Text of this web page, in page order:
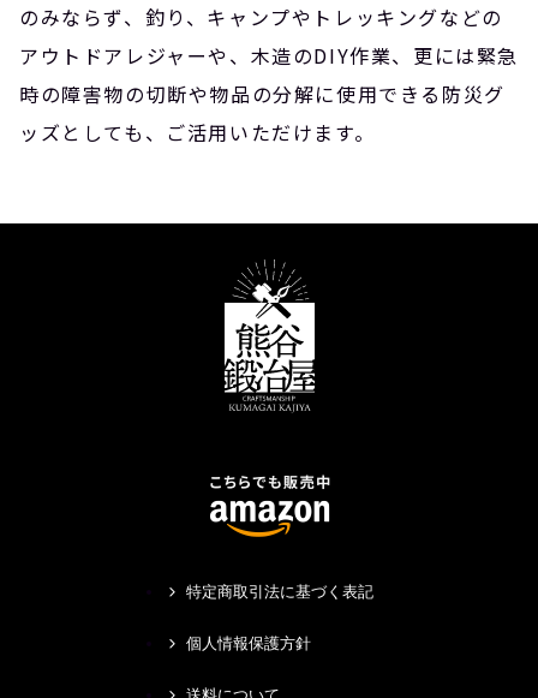
のみならず、釣り、キャンプやトレッキングなどの
アウトドアレジャーや、木造のDIY作業、更には緊急
時の障害物の切断や物品の分解に使用できる防災グ
ッズとしても、ご活用いただけます。
特定商取引法に基づく表記
個人情報保護方針